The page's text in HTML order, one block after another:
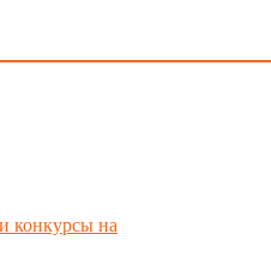
конкурсы на